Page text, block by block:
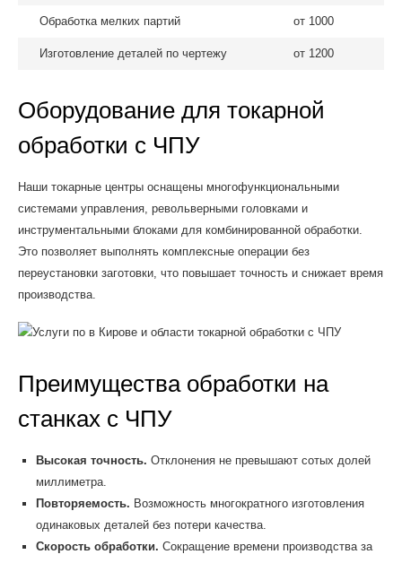
Обработка мелких партий от 1000
Изготовление деталей по чертежу от 1200
Оборудование для токарной
обработки с ЧПУ
Наши токарные центры оснащены многофункциональными
системами управления, револьверными головками и
инструментальными блоками для комбинированной обработки.
Это позволяет выполнять комплексные операции без
переустановки заготовки, что повышает точность и снижает время
производства.
Преимущества обработки на
станках с ЧПУ
Высокая точность. Отклонения не превышают сотых долей
миллиметра.
Повторяемость. Возможность многократного изготовления
одинаковых деталей без потери качества.
Скорость обработки. Сокращение времени производства за